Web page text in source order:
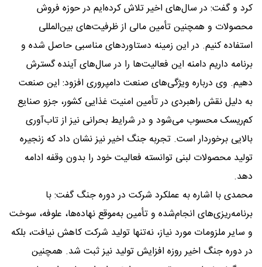
کرد و گفت: در سال‌های اخیر تلاش کرده‌ایم در حوزه فروش
محصولات و همچنین تأمین مالی از ظرفیت‌های بین‌المللی
استفاده کنیم. در این زمینه دستاوردهای مناسبی حاصل شده و
برنامه داریم دامنه این فعالیت‌ها را در سال‌های آینده گسترش
دهیم. وی درباره ویژگی‌های صنعت دامپروری افزود: این صنعت
به دلیل نقش راهبردی در تأمین امنیت غذایی کشور، جزو صنایع
کم‌ریسک محسوب می‌شود و در شرایط بحرانی نیز از تاب‌آوری
بالایی برخوردار است. تجربه جنگ اخیر نیز نشان داد که زنجیره
تولید محصولات لبنی توانسته فعالیت خود را بدون وقفه ادامه
دهد.
محمدی با اشاره به عملکرد شرکت در دوره جنگ گفت: با
برنامه‌ریزی‌های انجام‌شده و تأمین به‌موقع نهاده‌ها، علوفه، سوخت
و سایر ملزومات مورد نیاز، نه‌تنها تولید شرکت کاهش نیافت، بلکه
در دوره جنگ اخیر روزه افزایش تولید نیز ثبت شد. همچنین